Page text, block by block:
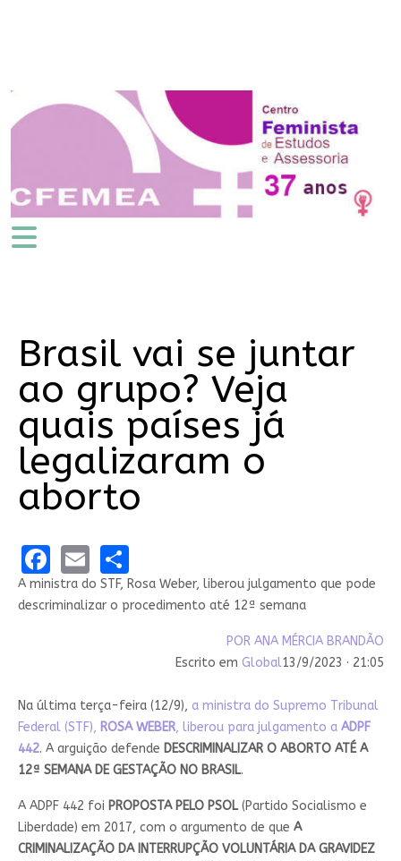
Brasil vai se juntar
ao grupo? Veja
quais países já
legalizaram o
aborto
Facebook
EmailShare
A ministra do STF, Rosa Weber, liberou julgamento que pode
descriminalizar o procedimento até 12ª semana
POR ANA MÉRCIA BRANDÃO
Escrito em Global13/9/2023 · 21:05
Na última terça-feira (12/9), a ministra do Supremo Tribunal
Federal (STF), ROSA WEBER, liberou para julgamento a ADPF
442. A arguição defende DESCRIMINALIZAR O ABORTO ATÉ A
12ª SEMANA DE GESTAÇÃO NO BRASIL.
A ADPF 442 foi PROPOSTA PELO PSOL(Partido Socialismo e
Liberdade) em 2017, com o argumento de que A
CRIMINALIZAÇÃO DA INTERRUPÇÃO VOLUNTÁRIA DA GRAVIDEZ